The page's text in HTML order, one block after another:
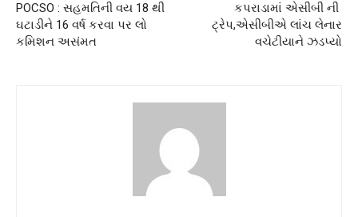
POCSO : સહમતિની વય 18 થી
ઘટાડીને 16 વર્ષ કરવા પર લો
કમિશન અસંમત
કપરાડામાં એસીબી ની
ટ્રેપ,એસીબીએ લાંચ લેનાર
વચેટીયાને ઝડપ્યો